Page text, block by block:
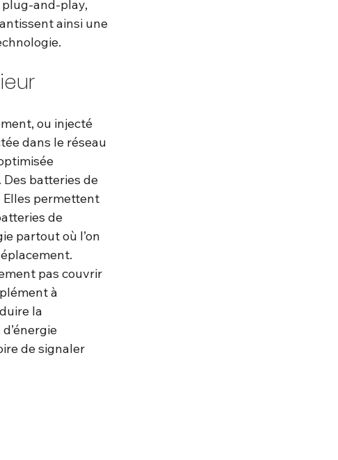
plug-and-play,
ainsi une
ou injecté
dans le réseau
batteries de
Elles permettent
de
partout où l’on
pas couvrir
à
la
de signaler